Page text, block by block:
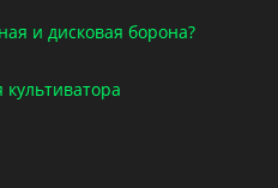
и дисковая борона?